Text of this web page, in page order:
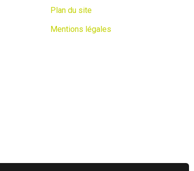
Plan du site
Mentions légales